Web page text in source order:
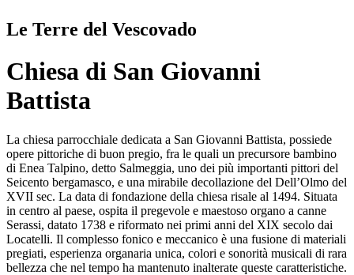
Le Terre del Vescovado
Chiesa di San Giovanni
Battista
La chiesa parrocchiale dedicata a San Giovanni Battista, possiede
opere pittoriche di buon pregio, fra le quali un precursore bambino
di Enea Talpino, detto Salmeggia, uno dei più importanti pittori del
Seicento bergamasco, e una mirabile decollazione del Dell’Olmo del
XVII sec. La data di fondazione della chiesa risale al 1494. Situata
in centro al paese, ospita il pregevole e maestoso organo a canne
Serassi, datato 1738 e riformato nei primi anni del XIX secolo dai
Locatelli. Il complesso fonico e meccanico è una fusione di materiali
pregiati, esperienza organaria unica, colori e sonorità musicali di rara
bellezza che nel tempo ha mantenuto inalterate queste caratteristiche.